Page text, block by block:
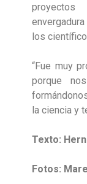
los
“Fue muy
porque
la ciencia y
Texto:
Fotos: